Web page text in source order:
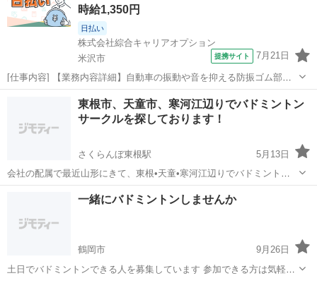
時給1,350円
日払い
株式会社綜合キャリアオプション
米沢市
提携サイト 7月21日
[仕事内容] 【業務内容詳細】自動車の振動や音を抑える防振ゴム部品
を製造するお仕事です。 専用のハンドスプレーガンを使って、 ゴム部
品に接着剤を吹き付ける作業を担当していただきます。 部品を作業台
にセットハンドスプレーガンで...
工場
東根市、天童市、寒河江辺りでバドミントン
サークルを探しております！
さくらんぼ東根駅
5月13日
会社の配属で最近山形にきて、東根•天童•寒河江辺りでバドミントン
サークルを探しております。 参加させていただける方がいらっしゃい
ましたらご連絡ください！！
さくらんぼ東根駅 バドミントン
一緒にバドミントンしませんか
鶴岡市
9月26日
土日でバドミントンできる人を募集しています 参加できる方は気軽に